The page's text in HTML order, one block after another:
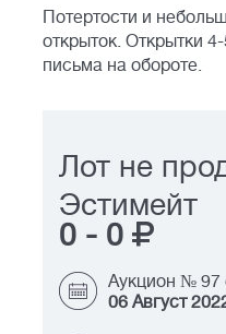
Потертости и
открыток. Открытки
письма на обороте.
Лот не
Эстимейт
0 - 0
Аукцион № 97
06 Август